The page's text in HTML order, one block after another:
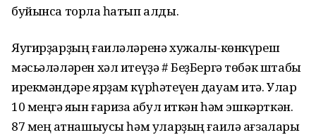
буйынса торлаҡ һатып алды.
Яугирҙарҙың ғаиләләренә хужалыҡ-көнкүреш
мәсьәләләрен хәл итеүҙә # БеҙБергә төбәк штабы
ирекмәндәре ярҙам күрһәтеүен дауам итә. Улар
10 меңгә яҡын ғариза ҡабул иткән һәм эшкәрткән.
87 мең ҡатнашыусы һәм уларҙың ғаилә ағзалары